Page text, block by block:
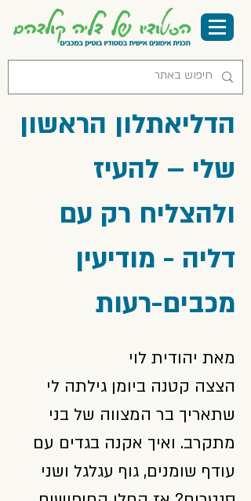
הדליאתלון הראשון
שלי – להעיז
ולהצליח רק עם
דליה - מודיעין
מכבים-רעות
מאת יהודית לוי
הצצה קטנה ביומן גילתה לי
שתאריך בר המצווה של בני
מתקרב. ואיך אקנה בגדים עם
עודף שומנים, גוף עגלגל ושני